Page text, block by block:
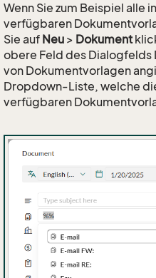
Wenn Sie zum Beispiel alle
verfügbaren
Sie auf Neu > Dokument
obere Feld des Dialogfelds
von Dokumentvorlagen
Dropdown-Liste, welche
verfügbaren